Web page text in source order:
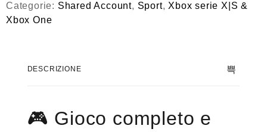
Categorie: Shared Account, Sport, Xbox serie X|S &
Xbox One
DESCRIZIONE
🎮 Gioco completo e